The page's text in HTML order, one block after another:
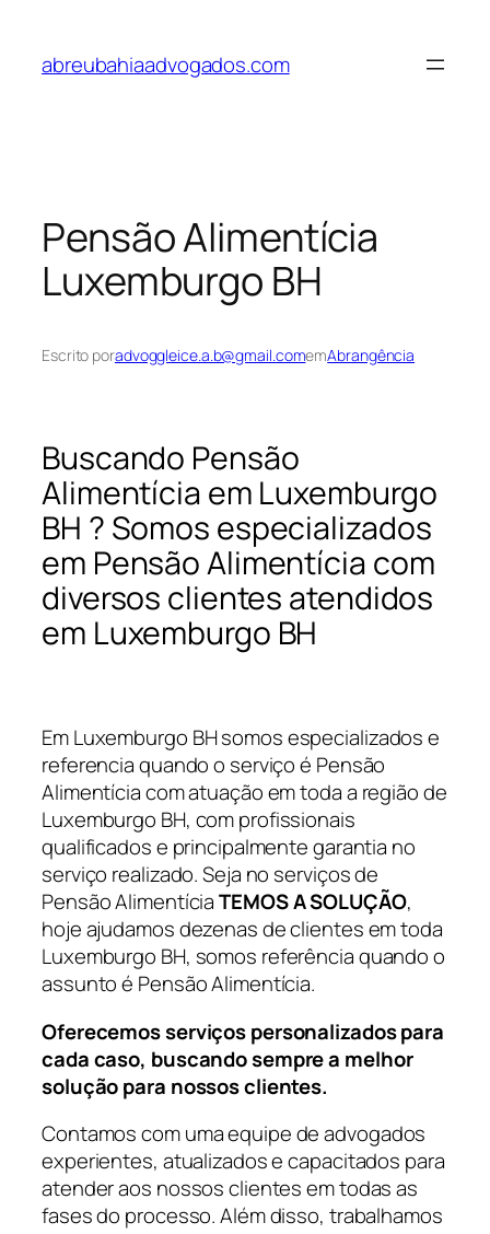
abreubahiaadvogados.com
Pensão Alimentícia
Luxemburgo BH
Escrito poradvoggleice.a.b@gmail.comemAbrangência
Buscando Pensão
Alimentícia em Luxemburgo
BH ? Somos especializados
em Pensão Alimentícia com
diversos clientes atendidos
em Luxemburgo BH
Em Luxemburgo BH somos especializados e
referencia quando o serviço é Pensão
Alimentícia com atuação em toda a região de
Luxemburgo BH, com profissionais
qualificados e principalmente garantia no
serviço realizado. Seja no serviços de
Pensão AlimentíciaTEMOS A SOLUÇÃO,
hoje ajudamos dezenas de clientes em toda
Luxemburgo BH, somos referência quando o
assunto é Pensão Alimentícia.
Oferecemos serviços personalizados para
cada caso, buscando sempre a melhor
solução para nossos clientes.
Contamos com uma equipe de advogados
experientes, atualizados e capacitados para
atender aos nossos clientes em todas as
fases do processo. Além disso, trabalhamos